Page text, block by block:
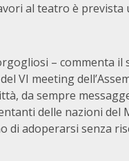
al teatro è prevista
– commenta
VI meeting
da sempre
delle nazioni del
di adoperarsi senza